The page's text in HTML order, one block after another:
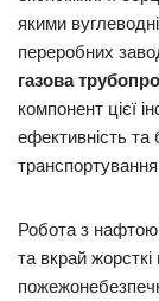
якими
переробних
газова
компонент цієї
ефективність та
Робота з нафтою
та вкрай